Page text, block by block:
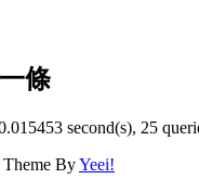
second(s), 25
Theme ByYeei!